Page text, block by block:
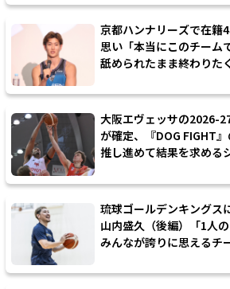
京都ハンナリーズで在籍
思い「本当にこのチーム
舐められたまま終わりた
大阪エヴェッサの2026-
が確定、『DOG FIGHT
推し進めて結果を求める
琉球ゴールデンキングス
山内盛久（後編）「1人
みんなが誇りに思えるチ